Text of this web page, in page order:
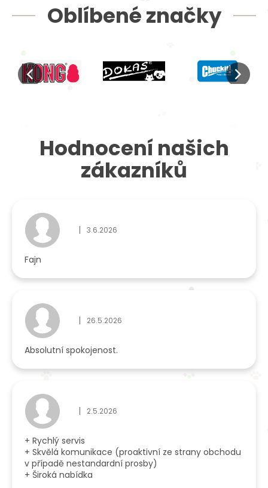
Oblíbené značky
Hodnocení našich
zákazníků
Hodnocení obchodu je 5 z 5 hvězdiček.
| 3.6.2026
Fajn
Hodnocení obchodu je 5 z 5 hvězdiček.
| 26.5.2026
Absolutní spokojenost.
Hodnocení obchodu je 5 z 5 hvězdiček.
| 2.5.2026
+ Rychlý servis
+ Skvělá komunikace (proaktivní ze strany obchodu
v případě nestandardní prosby)
+ Široká nabídka